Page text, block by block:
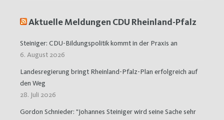
Aktuelle Meldungen CDU Rheinland-Pfalz
Steiniger: CDU-Bildungspolitik kommt in der Praxis an
6. August 2026
Landesregierung bringt Rheinland-Pfalz-Plan erfolgreich auf
den Weg
28. Juli 2026
Gordon Schnieder: "Johannes Steiniger wird seine Sache sehr